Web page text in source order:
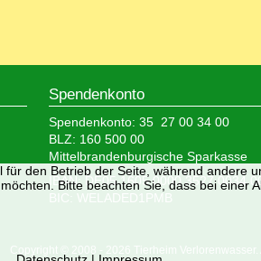
Spendenkonto
Spendenkonto: 35 27 00 34 00
BLZ: 160 500 00
Mittelbrandenburgische Sparkasse
IBAN: DE05 1605 0000 3527 0034
BIC: WELADED1PMB
Copyright © 2008 - 2026 Tierheim Verlorenwasser.
den Betrieb der Seite, während andere
Bitte beachten Sie, dass bei einer